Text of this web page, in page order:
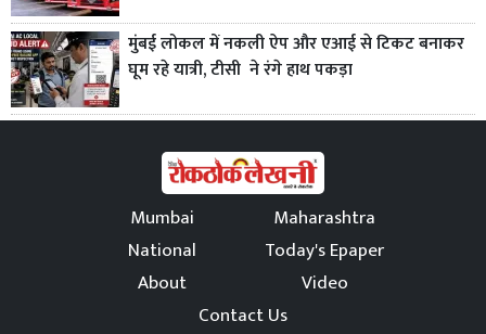
मुंबई लोकल में नकली ऐप और एआई से टिकट बनाकर
घूम रहे यात्री, टीसी ने रंगे हाथ पकड़ा
Mumbai
Maharashtra
National
Today's Epaper
About
Video
Contact Us